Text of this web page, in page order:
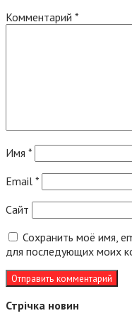
Комментарий *
Имя *
Email *
Сайт
Сохранить моё имя,
для последующих моих
Стрічка новин